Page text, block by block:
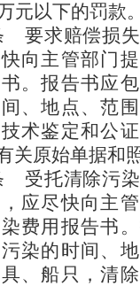
元以下的罚款。
要求赔偿损
向主管部门
。报告书应
、地点、范围
术鉴定和公
关原始单据和
受托清除污
应尽快向主
费用报告书
染的时间、
、船只，清